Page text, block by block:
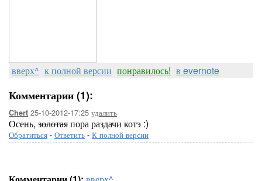
вверх^ к полной версии понравилось! в evernote
Комментарии (1):
Chert 25-10-2012-17:25 удалить
Осень, золотаяпора раздачи котэ :)
Обратиться - Ответить - К полной версии